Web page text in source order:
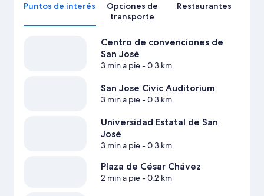
Puntos de interés
Opciones de
transporte
Restaurantes
Centro de convenciones de
San José
3 min a pie- 0.3 km
San Jose Civic Auditorium
3 min a pie- 0.3 km
Universidad Estatal de San
José
3 min a pie- 0.3 km
Plaza de César Chávez
2 min a pie- 0.2 km